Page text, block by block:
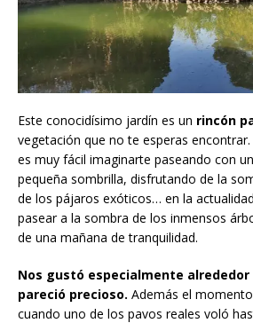
Este conocidísimo jardín es un rincón
vegetación que no te esperas
es muy fácil imaginarte paseando con
pequeña sombrilla, disfrutando de la
de los pájaros exóticos… en la
pasear a la sombra de los inmensos
de una mañana de tranquilidad.
Nos gustó especialmente alrededor
pareció precioso. Además el
cuando uno de los pavos reales voló